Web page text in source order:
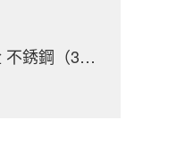
萊州內六角圓柱頭法蘭面螺栓 不銹鋼（304/316）碳鋼 合金鋼